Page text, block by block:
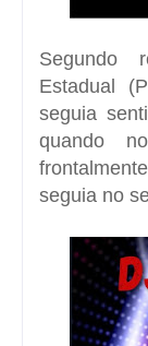
Segundo
Estadual
seguia
quando
seguia no